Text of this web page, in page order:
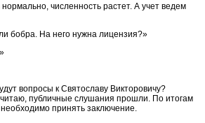
численность растет. А учет ведем
бобра. На него нужна лицензия?»
вопросы к Святославу Викторовичу?
публичные слушания прошли. По итогам
принять заключение.